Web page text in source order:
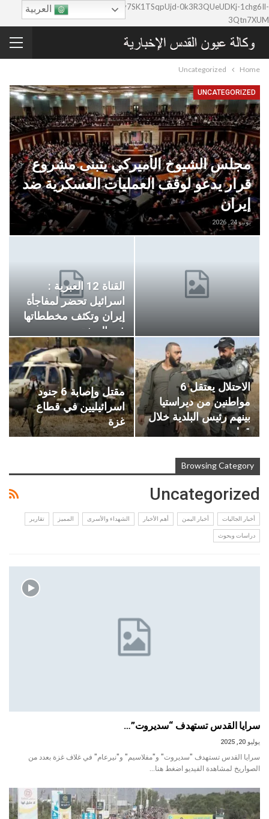
google-site-verification=0y7SK1TSqpUjd-0k3R3QUeUDKj-1chg6Il-
3Qtn7XUM
Home
Uncategorized
UNCATEGORIZED
مجلس الشيوخ الأميركي يتبنى مشروع
قرار يدعو لوقف العمليات العسكرية ضد
إيران
يونيو 24, 2026
القناة 12 العبرية :
اسرائيل تحضر لمفاجأة
إيران وتكثف مخططاتها
في الضفة…
الاحتلال يعتقل 6
مواطنين من ديراستيا
بينهم رئيس البلدية خلال
قطف…
مقتل وإصابة 6 جنود
اسرائيليين في قطاع
غزة
Browsing Category
Uncategorized
أخبار الجاليات أخبار اليمن أهم الأخبار الشهداء والأسرى المميز تقارير
دراسات وبحوث
سرايا القدس تستهدف “سديروت”…
يوليو 20, 2025
سرايا القدس تستهدف "سديروت" و"مفلاسيم" و"نيرعام" في غلاف غزة بعدد من
الصواريخ لمشاهدة الفيديو اضغط هنا…
العربية